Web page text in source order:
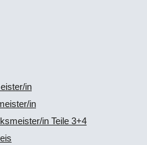
in
in
in Teile 3+4